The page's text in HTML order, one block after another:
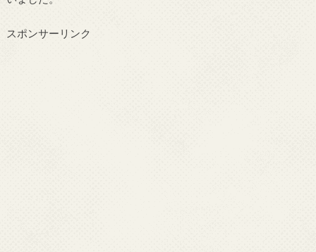
スポンサーリンク